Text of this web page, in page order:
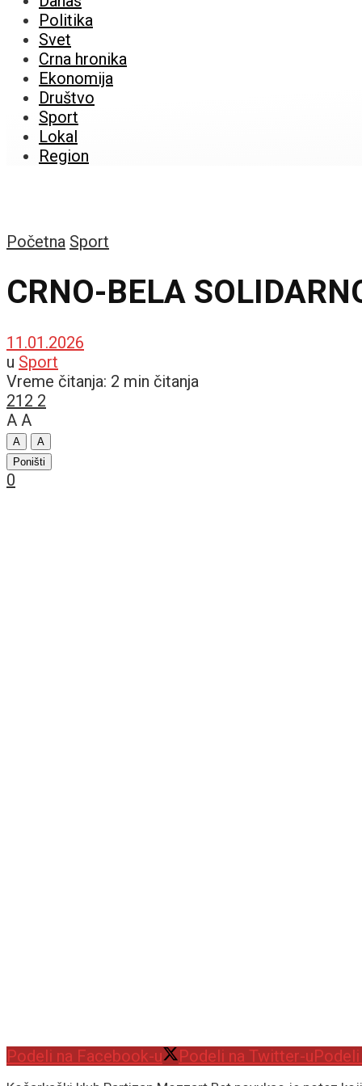
Politika
Svet
Crna hronika
Ekonomija
Društvo
Sport
Lokal
Region
Početna Sport
CRNO-BELA
11.01.2026
u Sport
Vreme čitanja: 2 min čitanja
212 2
A A
A
A
Poništi
0
Podeli na Facebook-u Podeli na Twitter-u